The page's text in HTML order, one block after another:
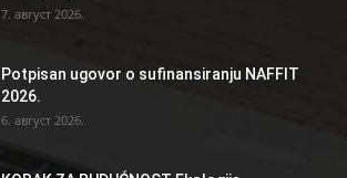
7. август 2026.
Potpisan ugovor o sufinansiranju NAFFIT
2026.
6. август 2026.